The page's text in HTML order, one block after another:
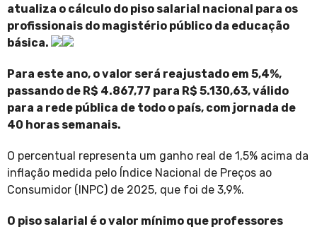
atualiza o cálculo do piso salarial nacional para os
profissionais do magistério público da educação
básica.
Para este ano, o valor será reajustado em 5,4%,
passando de R$ 4.867,77 para R$ 5.130,63, válido
para a rede pública de todo o país, com jornada de
40 horas semanais.
O percentual representa um ganho real de 1,5% acima da
inflação medida pelo Índice Nacional de Preços ao
Consumidor (INPC) de 2025, que foi de 3,9%.
O piso salarial é o valor mínimo que professores